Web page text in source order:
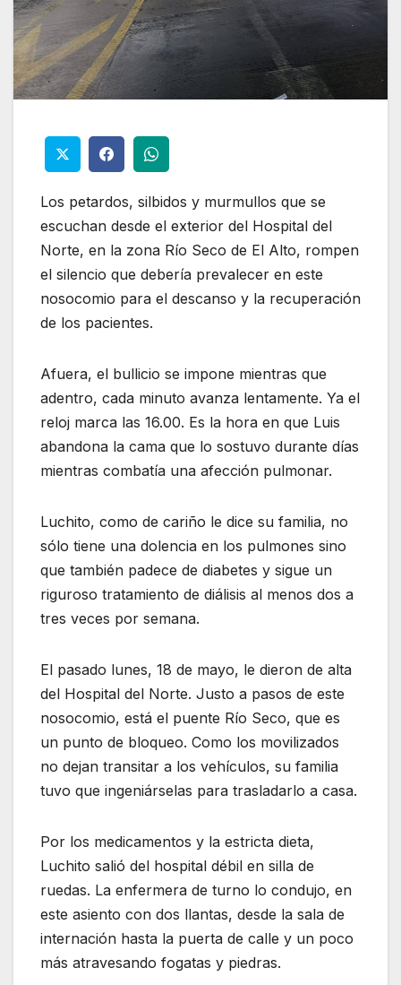
Los petardos, silbidos y murmullos que se
escuchan desde el exterior del Hospital del
Norte, en la zona Río Seco de El Alto, rompen
el silencio que debería prevalecer en este
nosocomio para el descanso y la recuperación
de los pacientes.
Afuera, el bullicio se impone mientras que
adentro, cada minuto avanza lentamente. Ya el
reloj marca las 16.00. Es la hora en que Luis
abandona la cama que lo sostuvo durante días
mientras combatía una afección pulmonar.
Luchito, como de cariño le dice su familia, no
sólo tiene una dolencia en los pulmones sino
que también padece de diabetes y sigue un
riguroso tratamiento de diálisis al menos dos a
tres veces por semana.
El pasado lunes, 18 de mayo, le dieron de alta
del Hospital del Norte. Justo a pasos de este
nosocomio, está el puente Río Seco, que es
un punto de bloqueo. Como los movilizados
no dejan transitar a los vehículos, su familia
tuvo que ingeniárselas para trasladarlo a casa.
Por los medicamentos y la estricta dieta,
Luchito salió del hospital débil en silla de
ruedas. La enfermera de turno lo condujo, en
este asiento con dos llantas, desde la sala de
internación hasta la puerta de calle y un poco
más atravesando fogatas y piedras.